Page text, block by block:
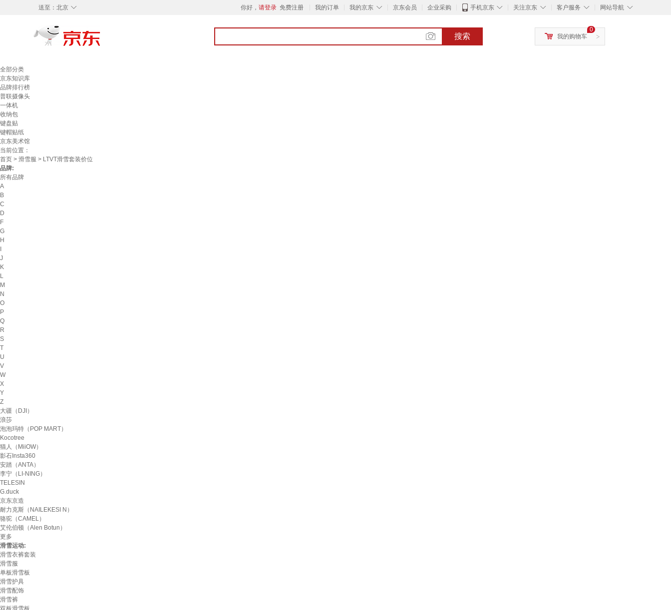
◇
送至： 北京 你好， 请登录 免费注册 我的订单 ◇
我的京东 京东会员 企业采购 ◇
手机京东 ◇
关注京东 ◇
客户服务 ◇
网站导航
搜索 >
0
我的购物车
全部分类
京东知识库
品牌排行榜
普联摄像头
一体机
收纳包
键盘贴
键帽贴纸
京东美术馆
当前位置：
首页 > 滑雪服 > LTVT滑雪套装价位
品牌:
所有品牌
A
B
C
D
F
G
H
J
K
L
M
N
O
P
Q
R
S
T
U
V
W
X
Y
Z
大疆（DJI）
浪莎
泡泡玛特（POP MART）
Kocotree
猫人（MiiOW）
影石Insta360
安踏（ANTA）
李宁（LI-NING）
TELESIN
G.duck
京东京造
耐力克斯（NAILEKESI N）
骆驼（CAMEL）
艾伦伯顿（Alen Botun）
更多
滑雪运动:
滑雪衣裤套装
滑雪服
单板滑雪板
滑雪护具
滑雪配饰
滑雪裤
双板滑雪板